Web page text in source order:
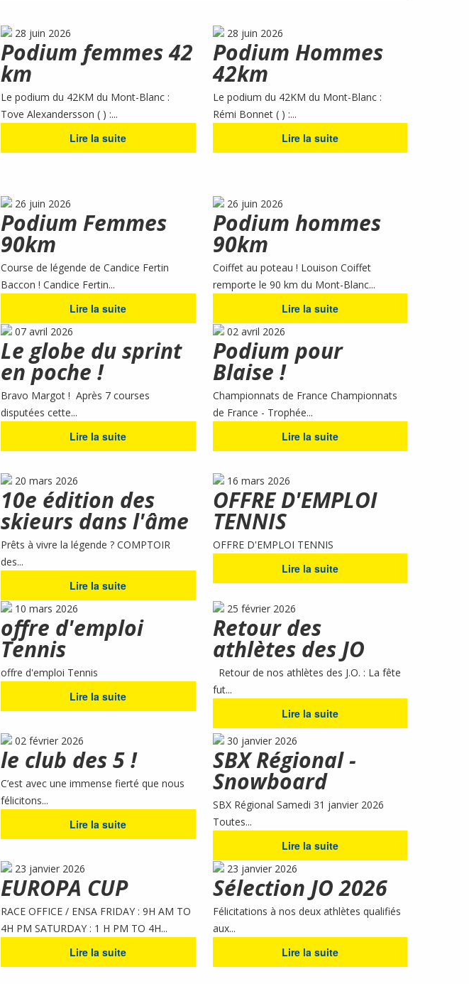
28 juin 2026
Podium femmes 42
km
Le podium du 42KM du Mont-Blanc :
Tove Alexandersson ( ) :...
Lire la suite
28 juin 2026
Podium Hommes
42km
Le podium du 42KM du Mont-Blanc :
Rémi Bonnet ( ) :...
Lire la suite
26 juin 2026
Podium Femmes
90km
Course de légende de Candice Fertin
Baccon ! Candice Fertin...
Lire la suite
26 juin 2026
Podium hommes
90km
Coiffet au poteau ! Louison Coiffet
remporte le 90 km du Mont-Blanc...
Lire la suite
07 avril 2026
Le globe du sprint
en poche !
Bravo Margot ! Après 7 courses
disputées cette...
Lire la suite
02 avril 2026
Podium pour
Blaise !
Championnats de France Championnats
de France - Trophée...
Lire la suite
20 mars 2026
10e édition des
skieurs dans l'âme
Prêts à vivre la légende ? COMPTOIR
des...
Lire la suite
16 mars 2026
OFFRE D'EMPLOI
TENNIS
OFFRE D'EMPLOI TENNIS
Lire la suite
10 mars 2026
offre d'emploi
Tennis
offre d'emploi Tennis
Lire la suite
25 février 2026
Retour des
athlètes des JO
Retour de nos athlètes des J.O. : La fête
fut...
Lire la suite
02 février 2026
le club des 5 !
C’est avec une immense fierté que nous
félicitons...
Lire la suite
30 janvier 2026
SBX Régional -
Snowboard
SBX Régional Samedi 31 janvier 2026
Toutes...
Lire la suite
23 janvier 2026
EUROPA CUP
RACE OFFICE / ENSA FRIDAY : 9H AM TO
4H PM SATURDAY : 1 H PM TO 4H...
Lire la suite
23 janvier 2026
Sélection JO 2026
Félicitations à nos deux athlètes qualifiés
aux...
Lire la suite